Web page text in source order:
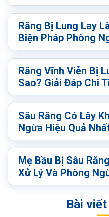
Răng Bị Lung Lay
Biện Pháp Phòng
Răng Vĩnh Viễn Bị
Sao? Giải Đáp Chi
Sâu Răng Có Lây
Ngừa Hiệu Quả
Mẹ Bầu Bị Sâu
Xử Lý Và Phòng
Bài